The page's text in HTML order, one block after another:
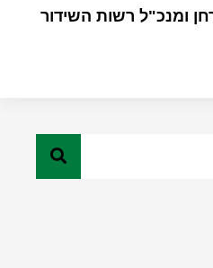
ומנכ"ל רשות השידור